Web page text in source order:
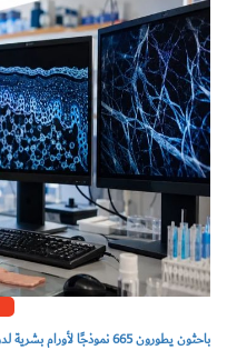
باحثون يطورون 665 نموذجًا لأورام بشرية لدراسة السرطان واختبار الأدوية